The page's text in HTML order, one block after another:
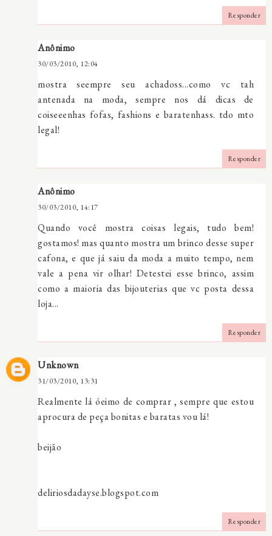
Responder
Anônimo
30/03/2010, 12:04
mostra seempre seu achadoss...como vc tah
antenada na moda, sempre nos dá dicas de
coiseeenhas fofas, fashions e baratenhass. tdo mto
legal!
Responder
Anônimo
30/03/2010, 14:17
Quando você mostra coisas legais, tudo bem!
gostamos! mas quanto mostra um brinco desse super
cafona, e que já saiu da moda a muito tempo, nem
vale a pena vir olhar! Detestei esse brinco, assim
como a maioria das bijouterias que vc posta dessa
loja...
Responder
Unknown
31/03/2010, 13:31
Realmente lá óeimo de comprar , sempre que estou
aprocura de peça bonitas e baratas vou lá!
beijão
deliriosdadayse.blogspot.com
Responder